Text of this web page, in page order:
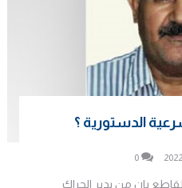
الدستورية ؟
0
بان من يدير الحراك